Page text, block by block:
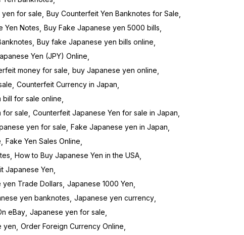
for sale Buy Counterfeit Yen Banknotes for Sale
Yen Notes Buy Fake Japanese yen 5000 bills
Buy fake Japanese yen bills online
Yen (JPY) Online
money for sale buy Japanese yen online
Counterfeit Currency in Japan
bill for sale online
for sale Counterfeit Japanese Yen for sale in Japan
yen for sale Fake Japanese yen in Japan
Fake Yen Sales Online
How to Buy Japanese Yen in the USA
Japanese Yen
Trade Dollars Japanese 1000 Yen
yen banknotes Japanese yen currency
eBay Japanese yen for sale
yen Order Foreign Currency Online